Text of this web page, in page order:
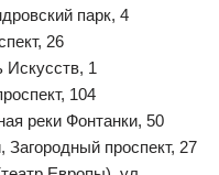
парк, 4
26
Искусств, 1
104
реки Фонтанки, 50
проспект, 27